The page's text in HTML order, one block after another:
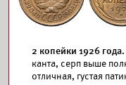
2 копейки 1926 года.
канта, серп выше
отличная, густая